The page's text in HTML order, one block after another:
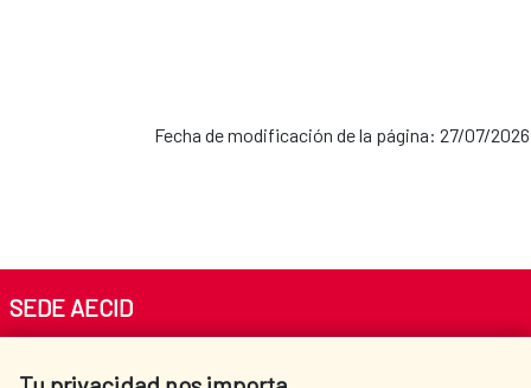
Fecha de modificación de la página: 27/07/2026
SEDE AECID
Tel. +34 900 20 30 54​​​​​​​